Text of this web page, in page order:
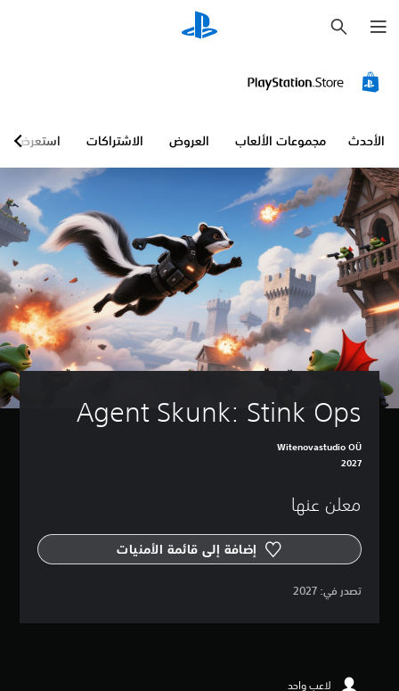
ح
ث
الأحدث مجموعات الألعاب العروض الاشتراكات استعرض
Agent Skunk: Stink Ops
Witenovastudio OÜ
2027
معلن عنها
إضافة إلى قائمة الأمنيات
‏تصدر في: ‏ 2027
لاعب واحد